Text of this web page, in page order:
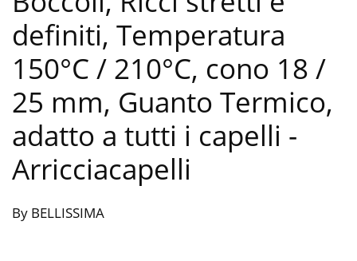
definiti, Temperatura
150°C / 210°C, cono 18 /
25 mm, Guanto Termico,
adatto a tutti i capelli -
Arricciacapelli
By BELLISSIMA